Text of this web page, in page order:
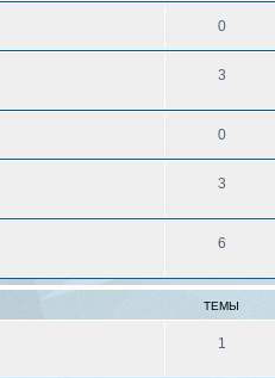
0
3
0
3
6
ТЕМЫ
1